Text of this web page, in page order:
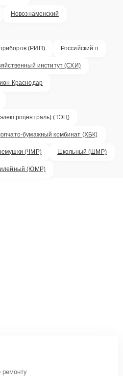
Новознаменский
(РИП) Российский п
институт (СХИ)
Краснодар
(ТЭЦ)
бумажный комбинат (ХБК)
(ЧМР) Школьный (ШМР)
(ЮМР)
ремонту